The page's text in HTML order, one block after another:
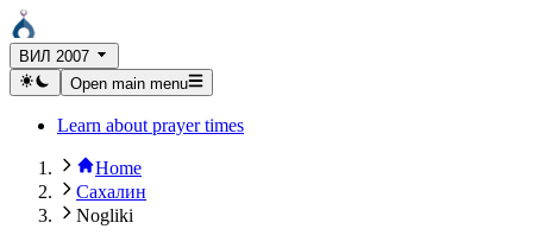
ВИЛ 2007
Open main menu
Learn about prayer times
Home
Сахалин
Nogliki